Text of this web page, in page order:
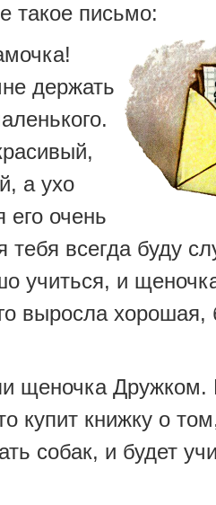
такое письмо:
держать
а ухо
его очень
всегда буду
учиться, и
выросла
щеночка
купит книжку о
собак, и будет